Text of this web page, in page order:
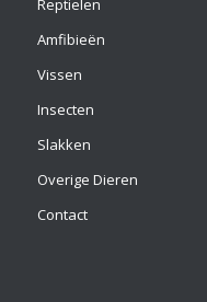
Reptielen
Amfibieën
Vissen
Insecten
Slakken
Overige Dieren
Contact